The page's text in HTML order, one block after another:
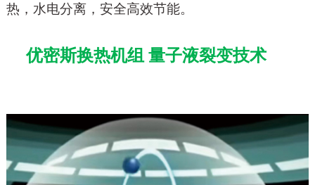
热，水电分离，安全高效节能。
优密斯换热机组 量子液裂变技术